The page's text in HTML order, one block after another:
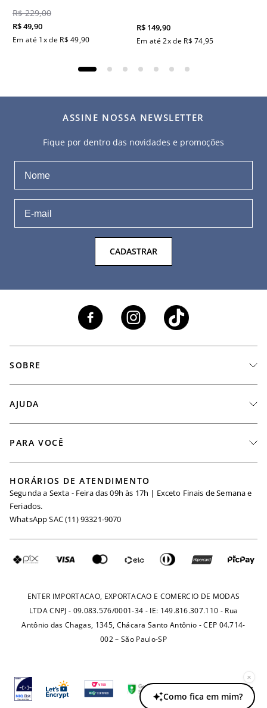
R$ 229,00
R$49,90
Em até 1x de R$ 49,90
R$ 149,90
Em até2x de R$ 74,95
ASSINE NOSSA NEWSLETTER
Fique por dentro das novidades e promoções
CADASTRAR
SOBRE
Seja um Revendedor
Igualdade Salarial
Requisição de Dados
AJUDA
Minha Conta
Trocas
Fretes e Tarifas
PARA VOCÊ
Maternidade
Seja um Afiliado
HORÁRIOS DE ATENDIMENTO
Segunda a Sexta - Feira das 09h às 17h | Exceto Finais de Semana e
Feriados.
WhatsApp SAC (11) 93321-9070
ENTER IMPORTACAO, EXPORTACAO E COMERCIO DE MODAS
LTDA CNPJ - 09.083.576/0001-34 - IE: 149.816.307.110 - Rua
Antônio das Chagas, 1345, Chácara Santo Antônio - CEP 04.714-
002 – São Paulo-SP
×
Como fica em mim?